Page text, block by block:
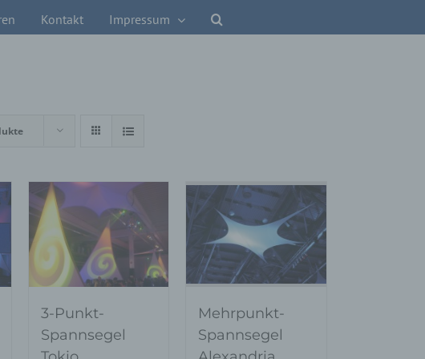
Kontakt Impressum
3-Punkt-
Spannsegel
Mehrpunkt-
Spannsegel